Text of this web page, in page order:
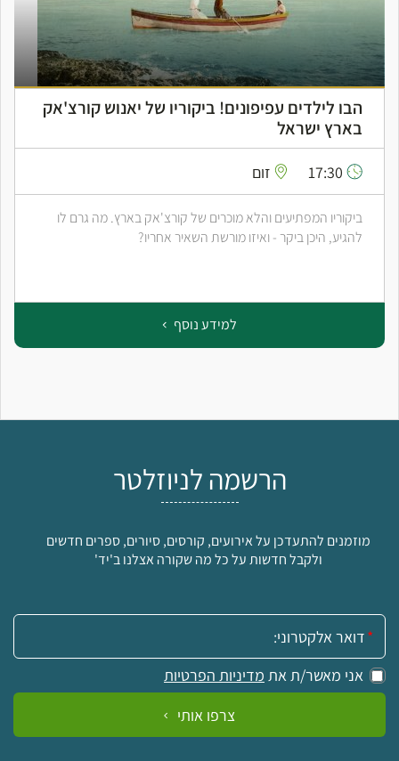
הבו לילדים עפיפונים! ביקוריו של יאנוש קורצ'אק
בארץ ישראל
זום
ביקוריו המפתיעים והלא מוכרים של קורצ'אק בארץ. מה גרם לו
להגיע, היכן ביקר - ואיזו מורשת השאיר אחריו?
למידע נוסף
הרשמה לניוזלטר
מוזמנים להתעדכן על אירועים, קורסים, סיורים, ספרים חדשים
ולקבל חדשות על כל מה שקורה אצלנו ב'יד'
אימייל:
אני מאשר/ת את מדיניות הפרטיות
צרפו אותי